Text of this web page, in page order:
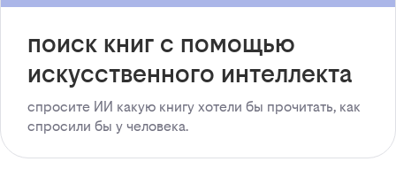
поиск книг с помощью
искусственного интеллекта
спросите ИИ какую книгу хотели бы прочитать, как
спросили бы у человека.